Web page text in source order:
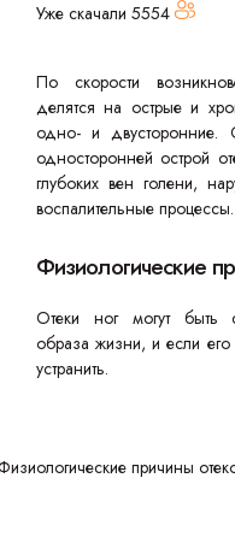
Уже скачали 5554
По скорости
делятся на острые и
одно- и двусторонние.
односторонней острой
глубоких вен голени,
воспалительные процессы.
Физиологические
Отеки ног могут быть
образа жизни, и если его
устранить.